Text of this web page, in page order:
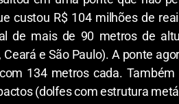
custou R$ 104 milhões de
de mais de 90 metros de
e São Paulo). A ponte
134 metros cada.
(dolfes com estrutura